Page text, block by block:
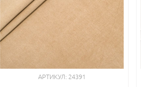
АРТИКУЛ: 24391